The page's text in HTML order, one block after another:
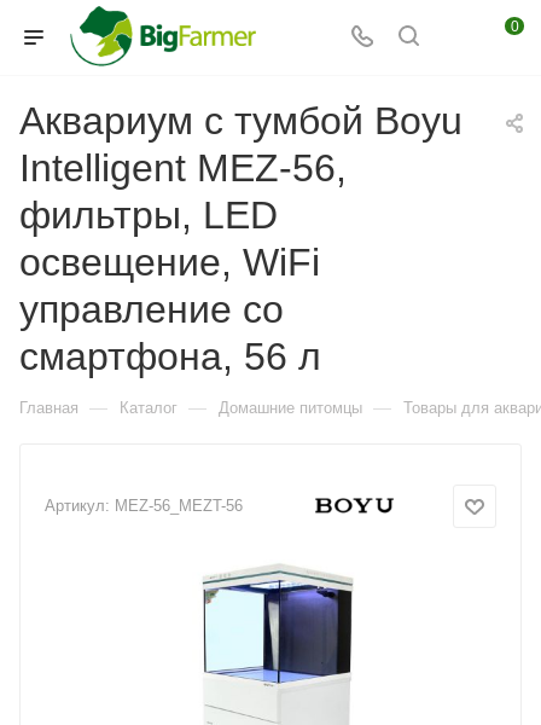
0
Аквариум с тумбой Boyu
Intelligent MEZ-56,
фильтры, LED
освещение, WiFi
управление со
смартфона, 56 л
Главная — Каталог — Домашние питомцы — Товары для
Артикул: MEZ-56_MEZT-56